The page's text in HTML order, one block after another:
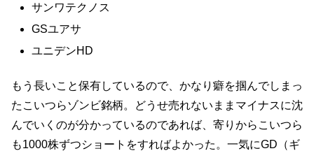
サンワテクノス
GSユアサ
ユニデンHD
もう長いこと保有しているので、かなり癖を掴んでしまっ
たこいつらゾンビ銘柄。どうせ売れないままマイナスに沈
んでいくのが分かっているのであれば、寄りからこいつら
も1000株ずつショートをすればよかった。一気にGD（ギ